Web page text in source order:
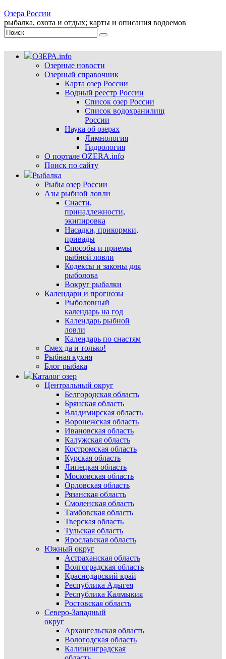
Озера России
рыбалка, охота и отдых; карты и описания водоемов
ОЗЕРА.info
Озерные новости
Озерный справочник
Карта озер России
Водный реестр России
Список озер России
Список водохранилищ
России
Наука об озерах
Лимнология
Гидрология
О портале OZERA.info
Поиск по сайту
Рыбалка
Рыбы озер России
Азы рыбной ловли
Снасти,
принадлежности,
экипировка
Насадки, прикормки,
привады
Способы и приемы
рыбной ловли
Кодексы и законы для
рыболова
Вокруг рыбалки
Календари и прогнозы
Рыболовный
календарь на год
Календарь рыбной
ловли
Календарь по снастям
Смех да и только!
Рыбная кухня
Блог рыбака
Каталог озер
Центральный округ
Белгородская область
Брянская область
Владимирская область
Воронежская область
Ивановская область
Калужская область
Костромская область
Курская область
Липецкая область
Московская область
Орловская область
Рязанская область
Смоленская область
Тамбовская область
Тверская область
Тульская область
Ярославская область
Южный округ
Астраханская область
Волгоградская область
Краснодарский край
Республика Адыгея
Республика Калмыкия
Ростовская область
Северо-Западный
округ
Архангельская область
Вологодская область
Калининградская